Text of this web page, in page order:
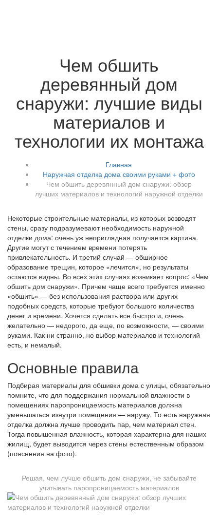
Чем обшить
деревянный дом
снаружи: лучшие виды
материалов и
технологии их монтажа
Главная
Наружная отделка дома своими руками + фото
Чем обшить деревянный дом снаружи: обзор
лучших материалов и технологий наружной отделки
Некоторые строительные материалы, из которых возводят
стены, сразу подразумевают необходимость наружной
отделки дома: очень уж неприглядная получается картина.
Другие могут с течением времени потерять
привлекательность. И третий случай — обширное
образование трещин, которое «лечится», но результаты
остаются видны. Во всех этих случаях возникает вопрос: «Чем
обшить дом снаружи». Причем чаще всего требуется именно
«обшить» — без использования раствора или других
подобных средств, которые требуют большого количества
денег и времени. Хочется сделать все быстро и, очень
желательно — недорого, да еще, по возможности, — своими
руками. Как ни странно, но выбор материалов и технологий
есть, и немалый.
Основные правила
Подбирая материалы для обшивки дома с улицы, обязательно
помните, что для поддержания нормальной влажности в
помещениях паропроницаемость материалов должна
уменьшаться изнутри помещения — наружу. То есть наружная
отделка должна лучше проводить пар, чем материал стен.
Тогда повышенная влажность, которая характерна для наших
жилищ, будет выводится через стены естественным образом
(пояснения на фото).
Решая, чем лучше обшить дом снаружи, не забывайте
учитывать паропроницаемость материалов